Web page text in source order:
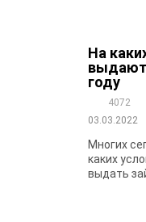
На
году
4072
03.03.2022
Многих
каких
выдать